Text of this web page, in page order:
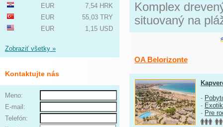
EUR
7,54 HRK
EUR
55,03 TRY
EUR
1,15 USD
Zobraziť všetky »
Kontaktujte nás
Meno:
E-mail:
Telefón:
Komplex
situovaný na
OA Belorizonte
-
-
- Pre